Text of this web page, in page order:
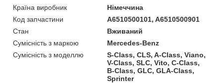
Країна виробник
Німеччина
Код запчастини
A6510500101, A6510500901
Стан
Вживаний
Сумісність з маркою
Mercedes-Benz
Сумісність з моделлю
S-Class, CLS, A-Class, Viano,
V-Class, SLC, Vito, C-Class,
B-Class, GLC, GLA-Class,
Sprinter